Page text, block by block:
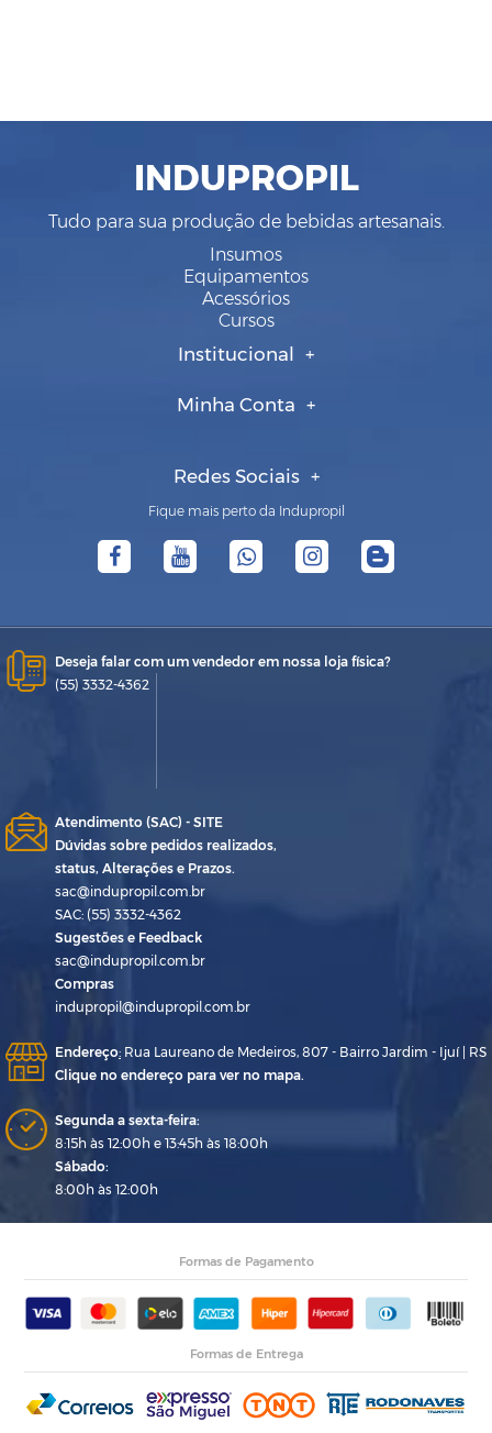
INDUPROPIL
Tudo para sua produção de bebidas artesanais.
Insumos
Equipamentos
Acessórios
Cursos
Institucional
Minha Conta
Redes Sociais
Fique mais perto da Indupropil
Deseja falar com um vendedor em nossa loja física?
(55) 3332-4362
Atendimento (SAC) - SITE
Dúvidas sobre pedidos realizados,
status, Alterações e Prazos.
sac@indupropil.com.br
SAC: (55) 3332-4362
Sugestões e Feedback
sac@indupropil.com.br
Compras
indupropil@indupropil.com.br
Endereço: Rua Laureano de Medeiros, 807 - Bairro Jardim - Ijuí | RS
Clique no endereço para ver no mapa.
Segunda a sexta-feira:
8:15h às 12:00h e 13:45h às 18:00h
Sábado:
8:00h às 12:00h
Formas de Pagamento
Formas de Entrega